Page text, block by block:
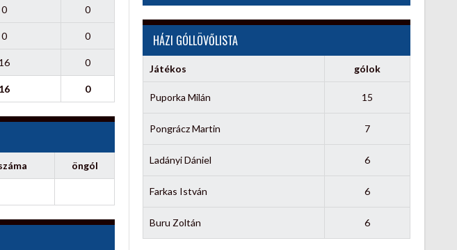
0 0
0 0
16 0
16 0
öngól
HÁZI GÓLLÖVŐLISTA
Játékos gólok
Puporka Milán 15
Pongrácz Martin 7
Ladányi Dániel 6
Farkas István 6
Buru Zoltán 6